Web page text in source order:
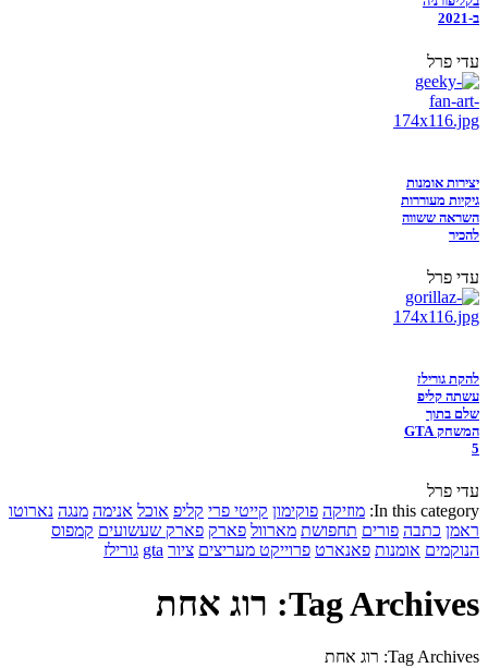
ב-2021
עדי פרל
יצירות אומנות
גיקיות מעוררות
השראה ששווה
להכיר
עדי פרל
להקת גורילז
עשתה קליפ
שלם בתוך
המשחק GTA
5
עדי פרל
In this category: מוזיקה פוקימון קייטי פרי קליפ אוכל אנימה מנגה נארוטו
ראמן כתבה פורים תחפושת מארוול פארק פארק שעשועים קמפוס
הנוקמים אומנות פאנארט פרוייקט מעריצים ציור gta גורילז
Tag Archives: רוג אחת
Tag Archives: רוג אחת